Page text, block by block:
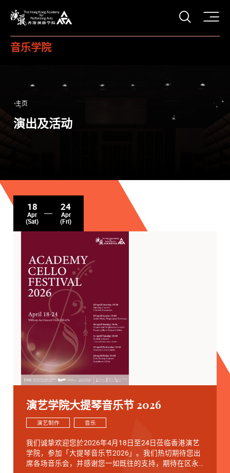
打开
音乐学院
主页
演出及活动
18
Apr
(Sat)
24
Apr
(Fri)
演艺学院大提琴音乐节 2026
演艺制作 音乐
我们诚挚欢迎您於2026年4月18日至24日莅临香港演艺
学院，参加「大提琴音乐节2026」。我们热切期待您出
席各场音乐会，并感谢您一如既往的支持，期待在区永